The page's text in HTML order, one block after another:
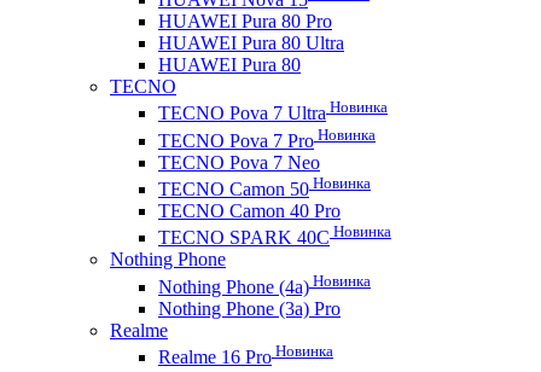
HUAWEI Pura 80 Pro
HUAWEI Pura 80 Ultra
HUAWEI Pura 80
TECNO
TECNO Pova 7 Ultra Новинка
TECNO Pova 7 Pro Новинка
TECNO Pova 7 Neo
TECNO Camon 50 Новинка
TECNO Camon 40 Pro
TECNO SPARK 40C Новинка
Nothing Phone
Nothing Phone (4a) Новинка
Nothing Phone (3a) Pro
Realme
Realme 16 Pro Новинка